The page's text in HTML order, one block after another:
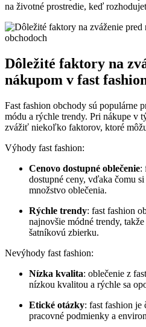
na životné prostredie, keď
Dôležité faktory na
nákupom v fast
Fast fashion obchody sú populárne
módu a rýchle trendy. Pri nákupe v
zvážiť niekoľko faktorov, ktoré
Výhody fast fashion:
Cenovo dostupné oblečenie:
dostupné ceny, vďaka čomu
množstvo oblečenia.
Rýchle trendy: fast fashion
najnovšie módné trendy,
šatníkovú zbierku.
Nevýhody fast fashion:
Nízka kvalita: oblečenie z
nízkou kvalitou a rýchle sa
Etické otázky: fast fashion je
pracovné podmienky a